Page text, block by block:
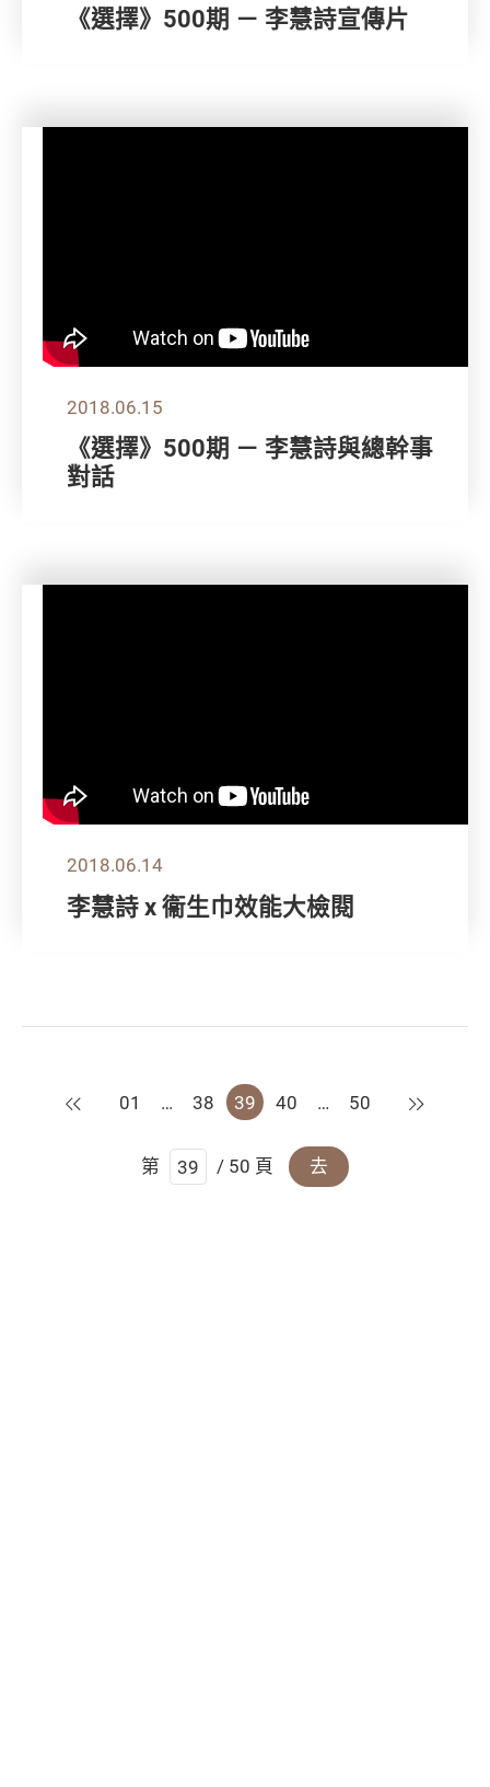
《選擇》500期 － 李慧詩宣傳片
2018.06.15
《選擇》500期 － 李慧詩與總幹事
對話
2018.06.14
李慧詩 x 衞生巾效能大檢閱
上一頁
01 … 38 39 40 … 50 下一頁
第 / 50 頁 去